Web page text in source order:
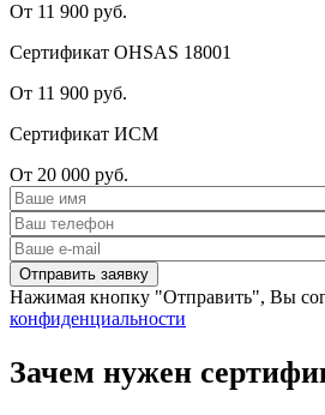
От 11 900 руб.
Сертификат OHSAS 18001
От 11 900 руб.
Сертификат ИСМ
От 20 000 руб.
Нажимая кнопку "Отправить", Вы
конфиденциальности
Зачем нужен